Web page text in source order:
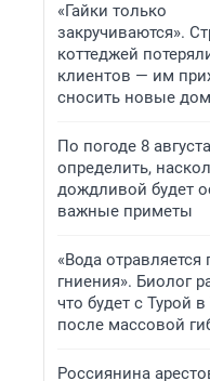
«Гайки только
закручиваются».
коттеджей
клиентов — им
сносить новые
По погоде 8
определить,
дождливой будет
важные приметы
«Вода отравляется
гниения». Биолог
что будет с Турой
после массовой
Россиянина